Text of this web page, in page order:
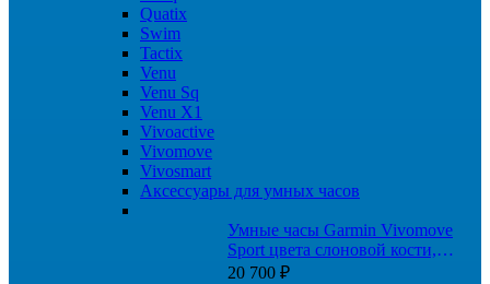
Quatix
Swim
Tactix
Venu
Venu Sq
Venu X1
Vivoactive
Vivomove
Vivosmart
Аксессуары для умных часов
Умные часы Garmin Vivomove
Sport цвета слоновой кости,
безель цвета персикового золота,
20 700 ₽